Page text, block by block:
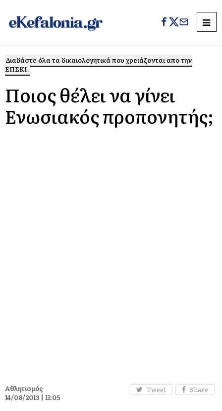
Διαβάστε όλα τα δικαιολογητικά που χρειάζονται απο την
ΕΠΣΚΙ.
Ποιος θέλει να γίνει
Ενωσιακός προπονητής;
Tweet Share
Αθλητισμός
14/08/2013 | 11:05